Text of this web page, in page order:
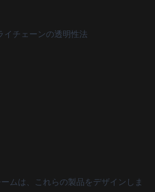
イチェーンの透明性法
ムは、これらの製品をデザインしま